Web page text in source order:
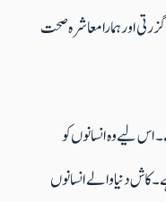
اورہمارا معاشرہ صحت
اس لیے وہ انسانوں کو
کاش دنیا والے انسانوں